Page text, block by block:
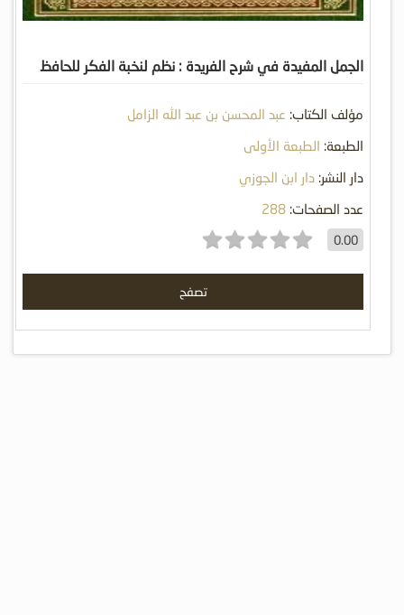
الجمل المفيدة في شرح الفريدة : نظم لنخبة الفكر للحافظ
مؤلف الكتاب: عبد المحسن بن عبد الله الزامل
الطبعة: الطبعة الأولى
دار النشر: دار ابن الجوزي
عدد الصفحات: 288
0.00
تصفح